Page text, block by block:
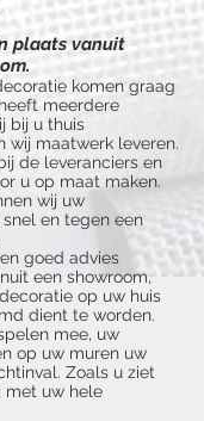
plaats vanuit
komen graag
meerdere
bij u thuis
wij maatwerk leveren.
de leveranciers en
u op maat maken.
wij uw
en tegen een
goed advies
een showroom,
op uw huis
dient te worden.
mee, uw
op uw muren uw
Zoals u ziet
met uw hele